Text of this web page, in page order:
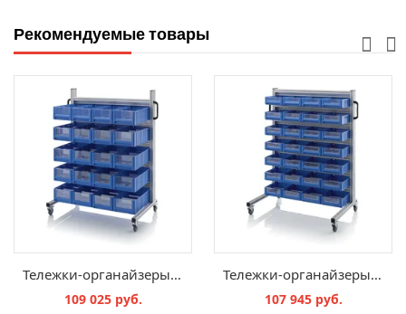
Рекомендуемые товары
Тележки-органайзеры для ящиков для стеллажного хранения SR.L.5214
109 025 руб.
Тележки-органайзеры для ящиков для стеллажного хранения SR.L.3209
107 945 руб.